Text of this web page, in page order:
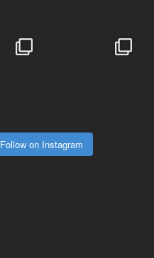
Follow on Instagram